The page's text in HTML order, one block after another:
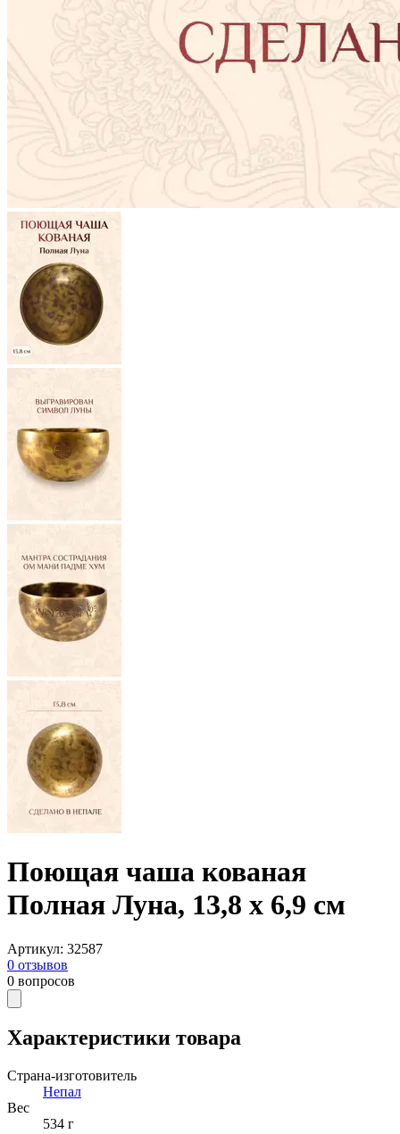
Поющая чаша кованая
Полная Луна, 13,8 х 6,9 см
Артикул: 32587
0 отзывов
0 вопросов
Характеристики товара
Страна-изготовитель
Непал
Вес
534 г